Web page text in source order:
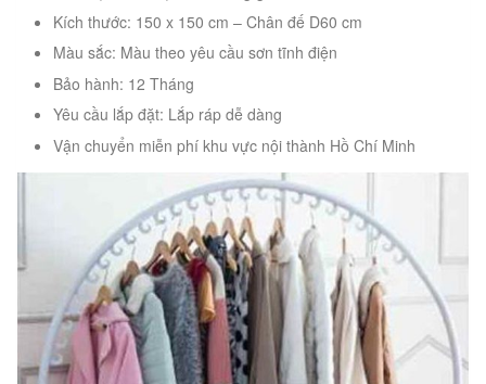
Kích thước: 150 x 150 cm – Chân đế D60 cm
Màu sắc: Màu theo yêu cầu sơn tĩnh điện
Bảo hành: 12 Tháng
Yêu cầu lắp đặt: Lắp ráp dễ dàng
Vận chuyển miễn phí khu vực nội thành Hồ Chí Minh